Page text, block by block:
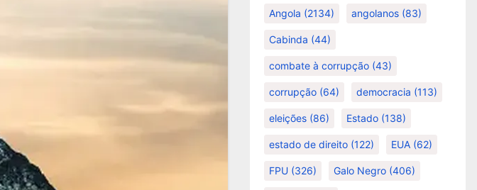
Angola (2134) angolanos (83)
Cabinda (44)
combate à corrupção (43)
corrupção (64) democracia (113)
eleições (86) Estado (138)
estado de direito (122) EUA (62)
FPU (326) Galo Negro (406)